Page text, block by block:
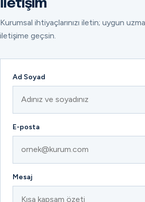
İletişim
Kurumsal ihtiyaçlarınızı iletin; uygun
iletişime geçsin.
Ad Soyad
E-posta
Mesaj